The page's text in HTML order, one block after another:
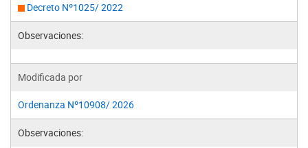
Decreto Nº1025/ 2022
Observaciones:
Modificada por
Ordenanza Nº10908/ 2026
Observaciones: